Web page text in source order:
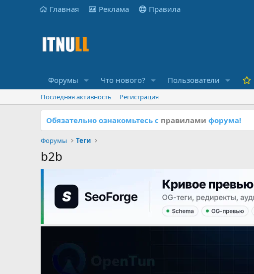
Главная Реклама Правила
Форумы Что нового? Пользователи
Последняя активность Регистрация
Обязательно ознакомьтесь с правилами форума!
Форумы Теги
b2b